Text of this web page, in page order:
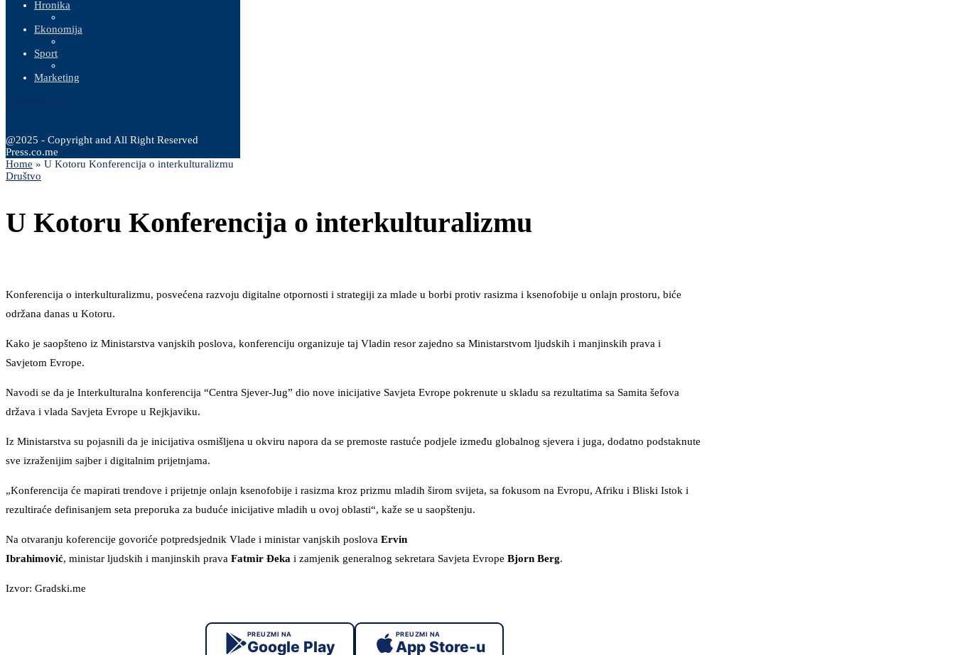
Hronika
Ekonomija
Sport
Marketing
@2025 - Copyright and All Right Reserved
Press.co.me
Home » U Kotoru Konferencija o interkulturalizmu
Društvo
U Kotoru Konferencija o interkulturalizmu
Konferencija o interkulturalizmu, posvećena razvoju digitalne otpornosti i strategiji za mlade u borbi protiv rasizma i ksenofobije u onlajn prostoru, biće
održana danas u Kotoru.
Kako je saopšteno iz Ministarstva vanjskih poslova, konferenciju organizuje taj Vladin resor zajedno sa Ministarstvom ljudskih i manjinskih prava i
Savjetom Evrope.
Navodi se da je Interkulturalna konferencija “Centra Sjever-Jug” dio nove inicijative Savjeta Evrope pokrenute u skladu sa rezultatima sa Samita šefova
država i vlada Savjeta Evrope u Rejkjaviku.
Iz Ministarstva su pojasnili da je inicijativa osmišljena u okviru napora da se premoste rastuće podjele između globalnog sjevera i juga, dodatno podstaknute
sve izraženijim sajber i digitalnim prijetnjama.
„Konferencija će mapirati trendove i prijetnje onlajn ksenofobije i rasizma kroz prizmu mladih širom svijeta, sa fokusom na Evropu, Afriku i Bliski Istok i
rezultiraće definisanjem seta preporuka za buduće inicijative mladih u ovoj oblasti“, kaže se u saopštenju.
Na otvaranju koferencije govoriće potpredsjednik Vlade i ministar vanjskih poslova Ervin
Ibrahimović, ministar ljudskih i manjinskih prava Fatmir Đeka i zamjenik generalnog sekretara Savjeta Evrope Bjorn Berg.
Izvor: Gradski.me
PREUZMI NA
Google Play
PREUZMI NA
App Store-u